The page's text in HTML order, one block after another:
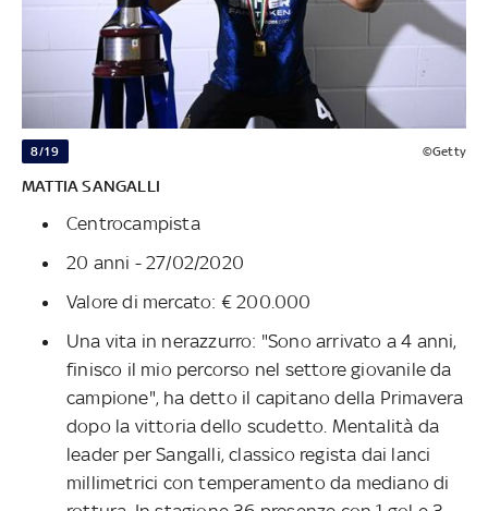
8/19 ©Getty
MATTIA SANGALLI
Centrocampista
20 anni - 27/02/2020
Valore di mercato: € 200.000
Una vita in nerazzurro: "Sono arrivato a 4 anni,
finisco il mio percorso nel settore giovanile da
campione", ha detto il capitano della Primavera
dopo la vittoria dello scudetto. Mentalità da
leader per Sangalli, classico regista dai lanci
millimetrici con temperamento da mediano di